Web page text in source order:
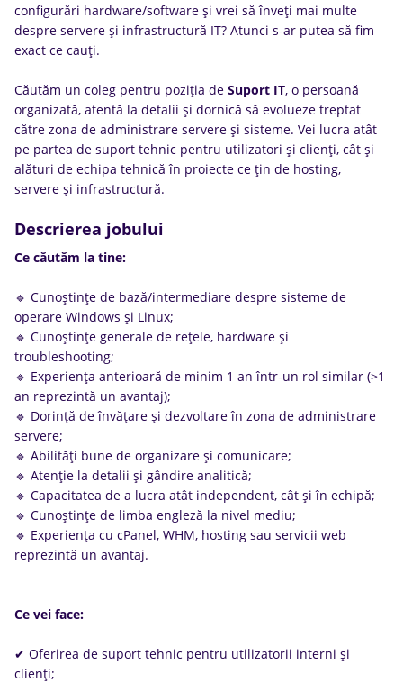
configurări hardware/software și vrei să înveți mai multe
despre servere și infrastructură IT? Atunci s-ar putea să fim
exact ce cauți.
Căutăm un coleg pentru poziția de Suport IT, o persoană
organizată, atentă la detalii și dornică să evolueze treptat
către zona de administrare servere și sisteme. Vei lucra atât
pe partea de suport tehnic pentru utilizatori și clienți, cât și
alături de echipa tehnică în proiecte ce țin de hosting,
servere și infrastructură.
Descrierea jobului
Ce căutăm la tine:
🔹 Cunoștințe de bază/intermediare despre sisteme de
operare Windows și Linux;
🔹 Cunoștințe generale de rețele, hardware și
troubleshooting;
🔹 Experiența anterioară de minim 1 an într-un rol similar (>1
an reprezintă un avantaj);
🔹 Dorință de învățare și dezvoltare în zona de administrare
servere;
🔹 Abilități bune de organizare și comunicare;
🔹 Atenție la detalii și gândire analitică;
🔹 Capacitatea de a lucra atât independent, cât și în echipă;
🔹 Cunoștințe de limba engleză la nivel mediu;
🔹 Experiența cu cPanel, WHM, hosting sau servicii web
reprezintă un avantaj.
Ce vei face:
✔ Oferirea de suport tehnic pentru utilizatorii interni și
clienți;